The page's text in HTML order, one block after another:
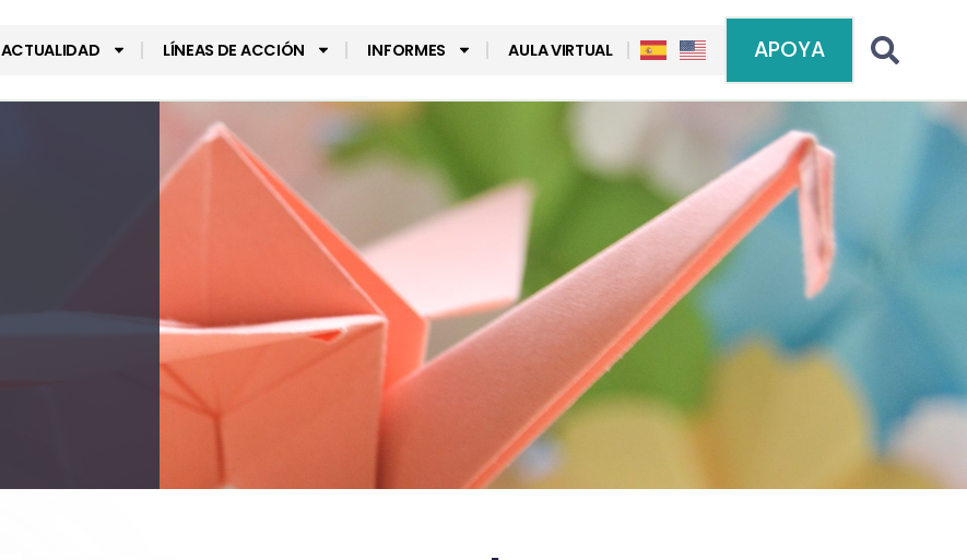
ACTUALIDAD LÍNEAS DE ACCIÓN INFORMES AULA VIRTUAL APOYA